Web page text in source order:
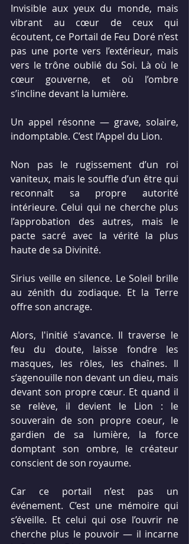
Invisible aux yeux du monde, mais
vibrant au cœur de ceux qui
écoutent, ce Portail de Feu Doré n’est
pas une porte vers l’extérieur, mais
vers le trône oublié du Soi. Là où le
cœur gouverne, et où l’ombre
s’incline devant la lumière.
Un appel résonne — grave, solaire,
indomptable. C’est l’Appel du Lion.
Non pas le rugissement d’un roi
vaniteux, mais le souffle d’un être qui
reconnaît sa propre autorité
intérieure. Celui qui ne cherche plus
l’approbation des autres, mais le
pacte sacré avec la vérité la plus
haute de sa Divinité.
Sirius veille en silence. Le Soleil brille
au zénith du zodiaque. Et la Terre
offre son ancrage.
Alors, l'initié s'avance. Il traverse le
feu du doute, laisse fondre les
masques, les rôles, les chaînes. Il
s’agenouille non devant un dieu, mais
devant son propre cœur. Et quand il
se relève, il devient le Lion : le
souverain de son propre coeur, le
gardien de sa lumière, la force
domptant son ombre, le créateur
conscient de son royaume.
Car ce portail n’est pas un
événement. C’est une mémoire qui
s’éveille. Et celui qui ose l’ouvrir ne
cherche plus le pouvoir — il incarne